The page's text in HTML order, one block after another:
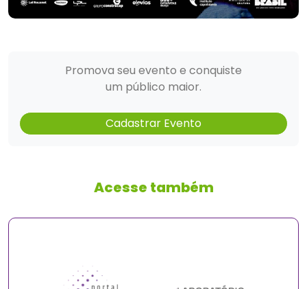
Promova seu evento e conquiste
um público maior.
Cadastrar Evento
Acesse também